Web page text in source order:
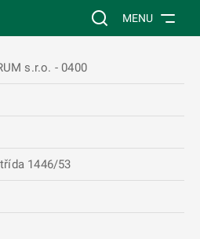
Vyhledávání na
MENU
s.r.o. - 0400
1446/53